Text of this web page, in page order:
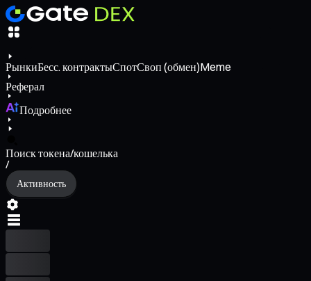
РынкиБесс. контрактыСпотСвоп (обмен)Meme
Реферал
Подробнее
Поиск токена/кошелька
/
Активность